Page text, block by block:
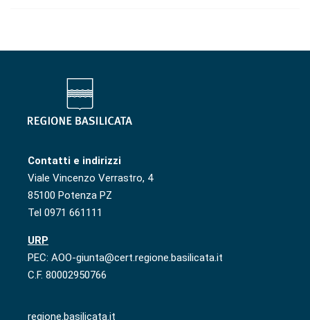
Contatti e indirizzi
Viale Vincenzo Verrastro, 4
85100 Potenza PZ
Tel 0971 661111
URP
PEC: AOO-giunta@cert.regione.basilicata.it
C.F. 80002950766
regione.basilicata.it